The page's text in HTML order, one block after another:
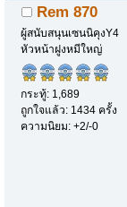
Rem 870
ผู้สนับสนุนเซนนิคุงY4
หัวหน้าฝูงหมีใหญ่
กระทู้: 1,689
ถูกใจแล้ว: 1434 ครั้ง
ความนิยม: +2/-0